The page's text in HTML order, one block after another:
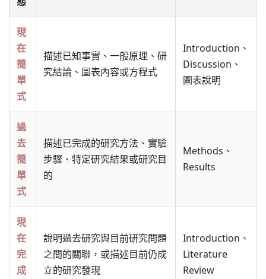
現
在
簡
單
式
描述已知事實、一般原理、研
究結論、圖表內容或方程式
Introduction、
Discussion、
圖表說明
過
去
簡
單
式
描述已完成的研究方法、實驗
步驟、特定研究結果或研究目
的
Methods、
Results
現
在
完
成
說明過去研究與目前研究問題
之間的關聯，或描述目前仍成
立的研究發現
Introduction、
Literature
Review